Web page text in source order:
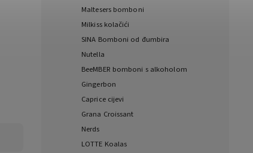
Maltesers bomboni
Milkiss kolačići
SINA Bomboni od đumbira
Nutella
BeeMBER bomboni s alkoholom
Gingerbon
Caprice cijevi
Grana Croissant
Nerds
LOTTE Koalas